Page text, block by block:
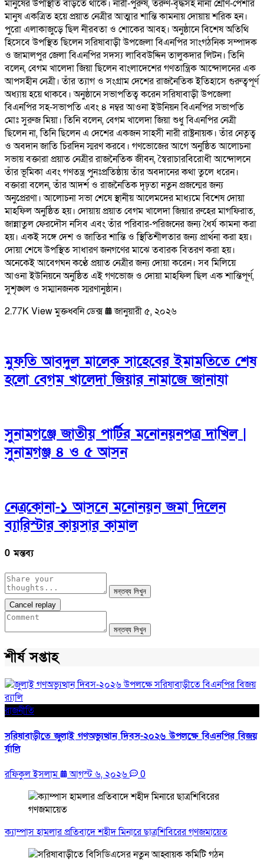
মানুষের উপস্থিতি বাড়তে থাকে। নারী-পুরুষ, তরুণ-বৃদ্ধসহ নানা শ্রেণি-পেশার
মানুষ একত্রিত হয়ে প্রয়াত নেত্রীর আত্মার শান্তি কামনায় দোয়ায় শরিক হন।
পুরো এলাকাজুড়ে ছিল নীরবতা ও শোকের আবহ। অনুষ্ঠানে বিশেষ অতিথি
হিসেবে উপস্থিত ছিলেন সরিষাবাড়ী উপজেলা বিএনপির সাংগঠনিক সম্পাদক
ও জামালপুর জেলা বিএনপির সদস্য লাবিবউদ্দিন তালুকদার লিটন। তিনি
বলেন, বেগম খালেদা জিয়া ছিলেন বাংলাদেশের গণতান্ত্রিক আন্দোলনের এক
আপসহীন নেত্রী। তাঁর ত্যাগ ও সংগ্রাম দেশের রাজনৈতিক ইতিহাসে গুরুত্বপূর্ণ
অধ্যায় হয়ে থাকবে। অনুষ্ঠানে সভাপতিত্ব করেন সরিষাবাড়ী উপজেলা
বিএনপির সহ-সভাপতি এবং ৪ নম্বর আওনা ইউনিয়ন বিএনপির সভাপতি
মোঃ সুরুজ মিয়া। তিনি বলেন, বেগম খালেদা জিয়া শুধু বিএনপির নেত্রী
ছিলেন না, তিনি ছিলেন এ দেশের একজন সাহসী নারী রাষ্ট্রনায়ক। তাঁর নেতৃত্ব
ও অবদান জাতি চিরদিন স্মরণ করবে। গণভোজের আগে অনুষ্ঠিত আলোচনা
সভায় বক্তারা প্রয়াত নেত্রীর রাজনৈতিক জীবন, স্বৈরাচারবিরোধী আন্দোলনে
তাঁর ভূমিকা এবং গণতন্ত্র পুনঃপ্রতিষ্ঠায় তাঁর অবদানের কথা তুলে ধরেন।
বক্তারা বলেন, তাঁর আদর্শ ও রাজনৈতিক দৃঢ়তা নতুন প্রজন্মের জন্য
অনুপ্রেরণা। আলোচনা সভা শেষে স্থানীয় আলেমদের মাধ্যমে বিশেষ দোয়া
মাহফিল অনুষ্ঠিত হয়। দোয়ায় প্রয়াত বেগম খালেদা জিয়ার রুহের মাগফিরাত,
জান্নাতুল ফেরদৌস নসিব এবং তাঁর পরিবার-পরিজনের জন্য ধৈর্য কামনা করা
হয়। একই সঙ্গে দেশ ও জাতির শান্তি ও স্থিতিশীলতার জন্য প্রার্থনা করা হয়।
দোয়া শেষে উপস্থিত সাধারণ জনগণের মাঝে তবারক বিতরণ করা হয়।
অনেকেই আবেগঘন কণ্ঠে প্রয়াত নেত্রীর জন্য দোয়া করেন। সব মিলিয়ে
আওনা ইউনিয়নে অনুষ্ঠিত এই গণভোজ ও দোয়া মাহফিল ছিল এক শান্তিপূর্ণ,
সুশৃঙ্খল ও সম্মানজনক স্মরণানুষ্ঠান।
2.77K Viewমুক্তধ্বনি ডেক্স জানুয়ারী ৫, ২০২৬
মুফতি আবদুল মালেক সাহেবের ইমামতিতে শেষ
হলো বেগম খালেদা জিয়ার নামাজে জানাযা
সুনামগঞ্জে জাতীয় পার্টির মনোনয়নপত্র দাখিল |
সুনামগঞ্জ ৪ ও ৫ আসন
নেত্রকোনা-১ আসনে মনোনয়ন জমা দিলেন
ব্যারিস্টার কায়সার কামাল
0 মন্তব্য
মন্তব্য লিখুন
Cancel replay
মন্তব্য লিখুন
শীর্ষ সপ্তাহ
রাজনীতি
সরিষাবাড়ীতে জুলাই গণঅভ্যুত্থান দিবস-২০২৬ উপলক্ষে বিএনপির বিজয়
র্যালি
রফিকুল ইসলাম
আগস্ট ৬, ২০২৬ 0
ক্যাম্পাস হামলার প্রতিবাদে শহীদ মিনারে ছাত্রশিবিরের গণজমায়েত